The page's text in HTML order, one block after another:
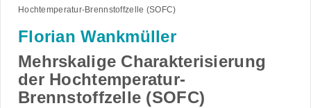
Hochtemperatur-Brennstoffzelle (SOFC)
Florian Wankmüller
Mehrskalige Charakterisierung
der Hochtemperatur-
Brennstoffzelle (SOFC)